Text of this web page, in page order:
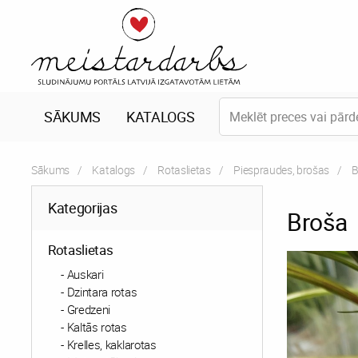
SĀKUMS KATALOGS
Sākums Katalogs Rotaslietas Piespraudes, brošas
Kategorijas
Rotaslietas
Auskari
Dzintara rotas
Gredzeni
Kaltās rotas
Krelles, kaklarotas
Broša